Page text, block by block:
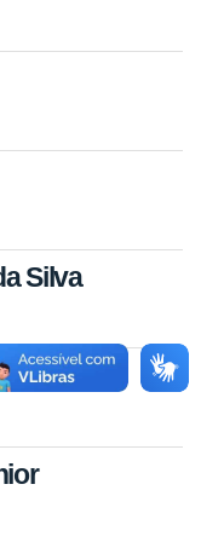
Silva
Silva